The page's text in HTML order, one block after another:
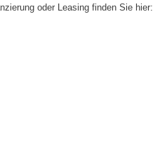
oder Leasing finden Sie hier: